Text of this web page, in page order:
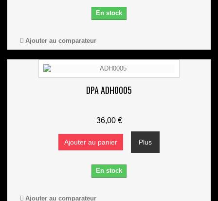
En stock
Ajouter au comparateur
DPA ADH0005
36,00 €
Ajouter au panier Plus
En stock
Ajouter au comparateur